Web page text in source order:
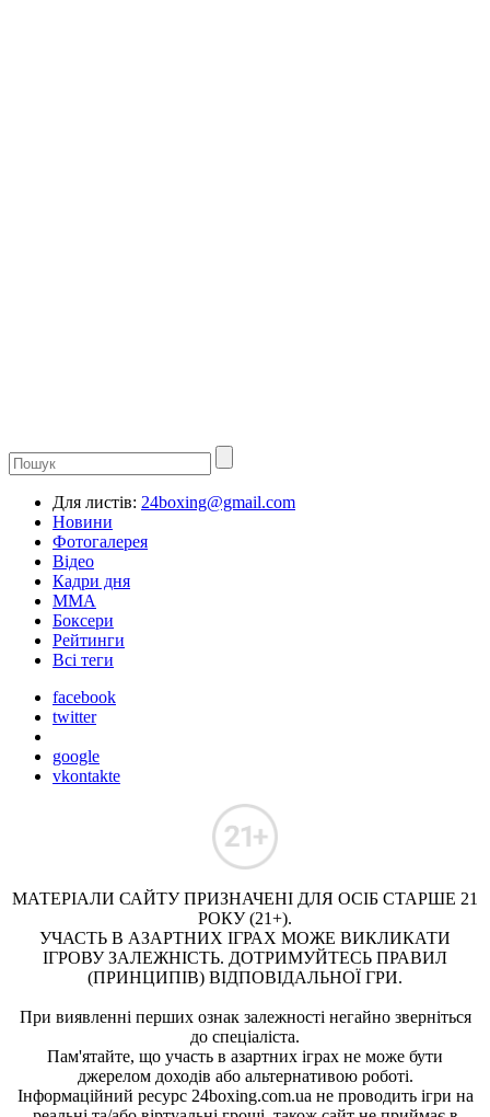
Для листів: 24boxing@gmail.com
Новини
Фотогалерея
Відео
Кадри дня
ММА
Боксери
Рейтинги
Всі теги
facebook
twitter
google
vkontakte
МАТЕРІАЛИ САЙТУ ПРИЗНАЧЕНІ ДЛЯ ОСІБ СТАРШЕ 21
РОКУ (21+).
УЧАСТЬ В АЗАРТНИХ ІГРАХ МОЖЕ ВИКЛИКАТИ
ІГРОВУ ЗАЛЕЖНІСТЬ. ДОТРИМУЙТЕСЬ ПРАВИЛ
(ПРИНЦИПІВ) ВІДПОВІДАЛЬНОЇ ГРИ.
При виявленні перших ознак залежності негайно зверніться
до спеціаліста.
Пам'ятайте, що участь в азартних іграх не може бути
джерелом доходів або альтернативою роботі.
Інформаційний ресурс 24boxing.com.ua не проводить ігри на